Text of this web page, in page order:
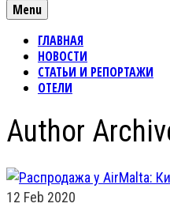
Menu
ГЛАВНАЯ
НОВОСТИ
СТАТЬИ И РЕПОРТАЖИ
ОТЕЛИ
Author
12 Feb 2020